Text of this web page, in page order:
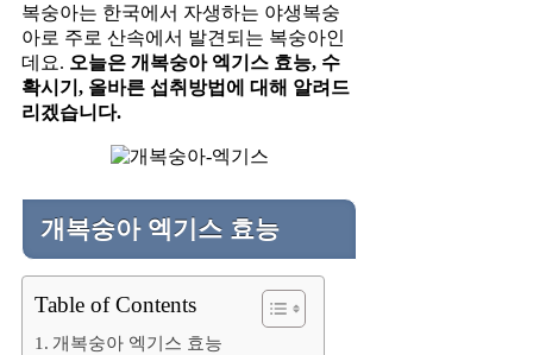
복숭아는 한국에서 자생하는 야생복숭
아로 주로 산속에서 발견되는 복숭아인
데요. 오늘은 개복숭아 엑기스 효능, 수
확시기, 올바른 섭취방법에 대해 알려드
리겠습니다.
개복숭아 엑기스 효능
Table of Contents
개복숭아 엑기스 효능